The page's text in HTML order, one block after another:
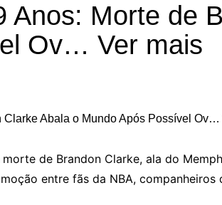
Anos: Morte de
Ov… Ver mais
de Brandon Clarke, ala do
entre fãs da NBA,